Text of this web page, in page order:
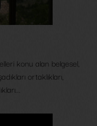
konu alan belgesel,
ortaklıkları,